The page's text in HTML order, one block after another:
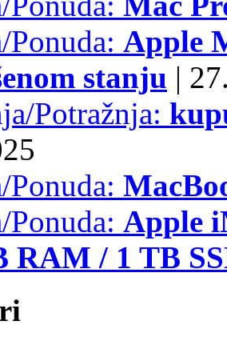
Ponuda: Apple
stanju |
Potražnja:
Ponuda:
Ponuda: Apple
RAM / 1 TB